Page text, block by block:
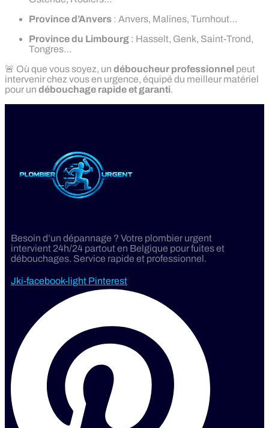
Province d’Anvers : Anvers, Malines, Turnhout…
Province du Limbourg : Hasselt, Genk, Saint-Trond,
Tongres…
🚨 Où que vous soyez, un déboucheur professionnel peut
intervenir chez vous en urgence, équipé du meilleur matériel
pour un débouchage rapide et garanti.
Besoin d’un dépannage ? Votre plombier urgent
intervient 24h/24 partout en Belgique pour fuites et
débouchages. Service rapide et professionnel.
Jki-facebook-light Pinterest